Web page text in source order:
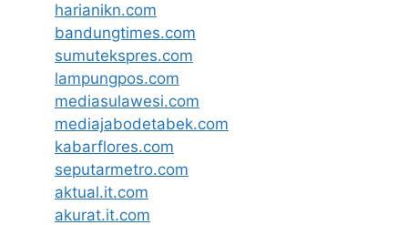
harianikn.com
bandungtimes.com
sumutekspres.com
lampungpos.com
mediasulawesi.com
mediajabodetabek.com
kabarflores.com
seputarmetro.com
aktual.it.com
akurat.it.com